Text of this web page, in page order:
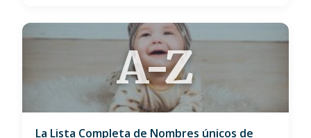
A-Z
La Lista Completa de Nombres únicos de